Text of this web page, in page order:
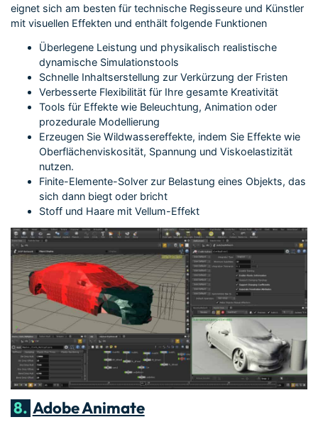
eignet sich am besten für technische Regisseure und Künstler
mit visuellen Effekten und enthält folgende Funktionen
Überlegene Leistung und physikalisch realistische
dynamische Simulationstools
Schnelle Inhaltserstellung zur Verkürzung der Fristen
Verbesserte Flexibilität für Ihre gesamte Kreativität
Tools für Effekte wie Beleuchtung, Animation oder
prozedurale Modellierung
Erzeugen Sie Wildwassereffekte, indem Sie Effekte wie
Oberflächenviskosität, Spannung und Viskoelastizität
nutzen.
Finite-Elemente-Solver zur Belastung eines Objekts, das
sich dann biegt oder bricht
Stoff und Haare mit Vellum-Effekt
8. Adobe Animate